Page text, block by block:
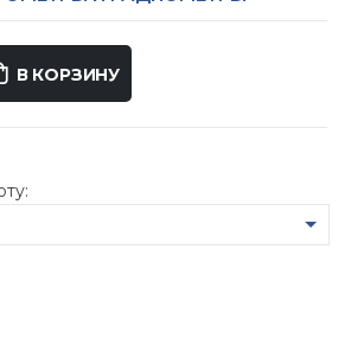
В КОРЗИНУ